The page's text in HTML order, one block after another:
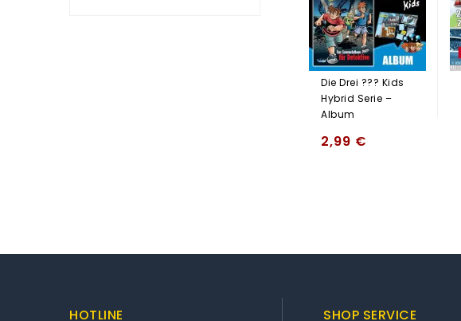
Die Drei ??? Kids
Hybrid Serie –
Album
2,99 €
HOTLINE SHOP SERVICE